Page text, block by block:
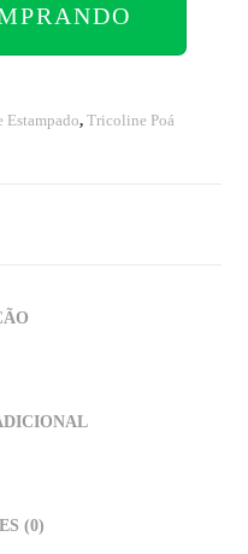
Estampado,Tricoline Poá
(0)